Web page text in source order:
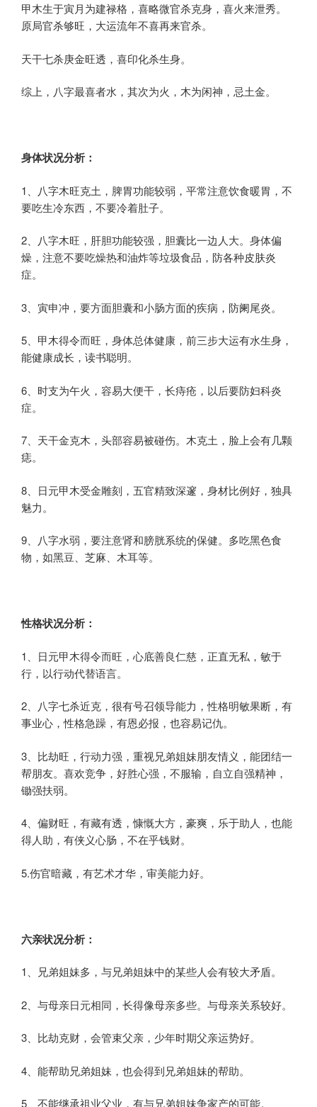
甲木生于寅月为建禄格，喜略微官杀克身，喜火来泄秀。
原局官杀够旺，大运流年不喜再来官杀。
天干七杀庚金旺透，喜印化杀生身。
综上，八字最喜者水，其次为火，木为闲神，忌土金。
身体状况分析：
1、八字木旺克土，脾胃功能较弱，平常注意饮食暖胃，不
要吃生冷东西，不要冷着肚子。
2、八字木旺，肝胆功能较强，胆囊比一边人大。身体偏
燥，注意不要吃燥热和油炸等垃圾食品，防各种皮肤炎
症。
3、寅申冲，要方面胆囊和小肠方面的疾病，防阑尾炎。
5、甲木得令而旺，身体总体健康，前三步大运有水生身，
能健康成长，读书聪明。
6、时支为午火，容易大便干，长痔疮，以后要防妇科炎
症。
7、天干金克木，头部容易被碰伤。木克土，脸上会有几颗
痣。
8、日元甲木受金雕刻，五官精致深邃，身材比例好，独具
魅力。
9、八字水弱，要注意肾和膀胱系统的保健。多吃黑色食
物，如黑豆、芝麻、木耳等。
性格状况分析：
1、日元甲木得令而旺，心底善良仁慈，正直无私，敏于
行，以行动代替语言。
2、八字七杀近克，很有号召领导能力，性格明敏果断，有
事业心，性格急躁，有恩必报，也容易记仇。
3、比劫旺，行动力强，重视兄弟姐妹朋友情义，能团结一
帮朋友。喜欢竞争，好胜心强，不服输，自立自强精神，
锄强扶弱。
4、偏财旺，有藏有透，慷慨大方，豪爽，乐于助人，也能
得人助，有侠义心肠，不在乎钱财。
5.伤官暗藏，有艺术才华，审美能力好。
六亲状况分析：
1、兄弟姐妹多，与兄弟姐妹中的某些人会有较大矛盾。
2、与母亲日元相同，长得像母亲多些。与母亲关系较好。
3、比劫克财，会管束父亲，少年时期父亲运势好。
4、能帮助兄弟姐妹，也会得到兄弟姐妹的帮助。
5、不能继承祖业父业，有与兄弟姐妹争家产的可能。